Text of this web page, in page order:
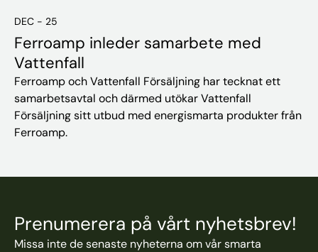
DEC - 25
Ferroamp inleder samarbete med
Vattenfall
Ferroamp och Vattenfall Försäljning har tecknat ett
samarbetsavtal och därmed utökar Vattenfall
Försäljning sitt utbud med energismarta produkter från
Ferroamp.
Prenumerera på vårt nyhetsbrev!
Missa inte de senaste nyheterna om vår smarta